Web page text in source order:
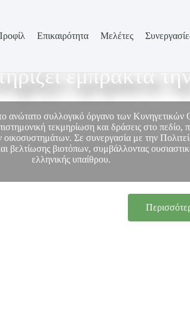
Επικαιρότητα Μελέτες
τον
έμπρακτα
ανώτατο συλλογικό όργανο των
τεκμηρίωση και δράσεις στο πεδίο,
οικοσυστημάτων. Σε συνεργασία με την
βιοτόπων, συμβάλλοντας
ελληνικής υπαίθρου.